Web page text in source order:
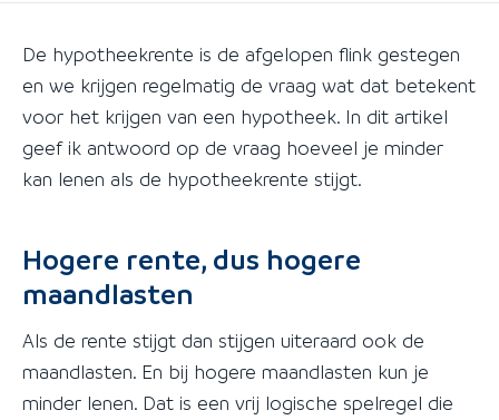
De hypotheekrente is de afgelopen flink gestegen
en we krijgen regelmatig de vraag wat dat betekent
voor het krijgen van een hypotheek. In dit artikel
geef ik antwoord op de vraag hoeveel je minder
kan lenen als de hypotheekrente stijgt.
Hogere rente, dus hogere
maandlasten
Als de rente stijgt dan stijgen uiteraard ook de
maandlasten. En bij hogere maandlasten kun je
minder lenen. Dat is een vrij logische spelregel die